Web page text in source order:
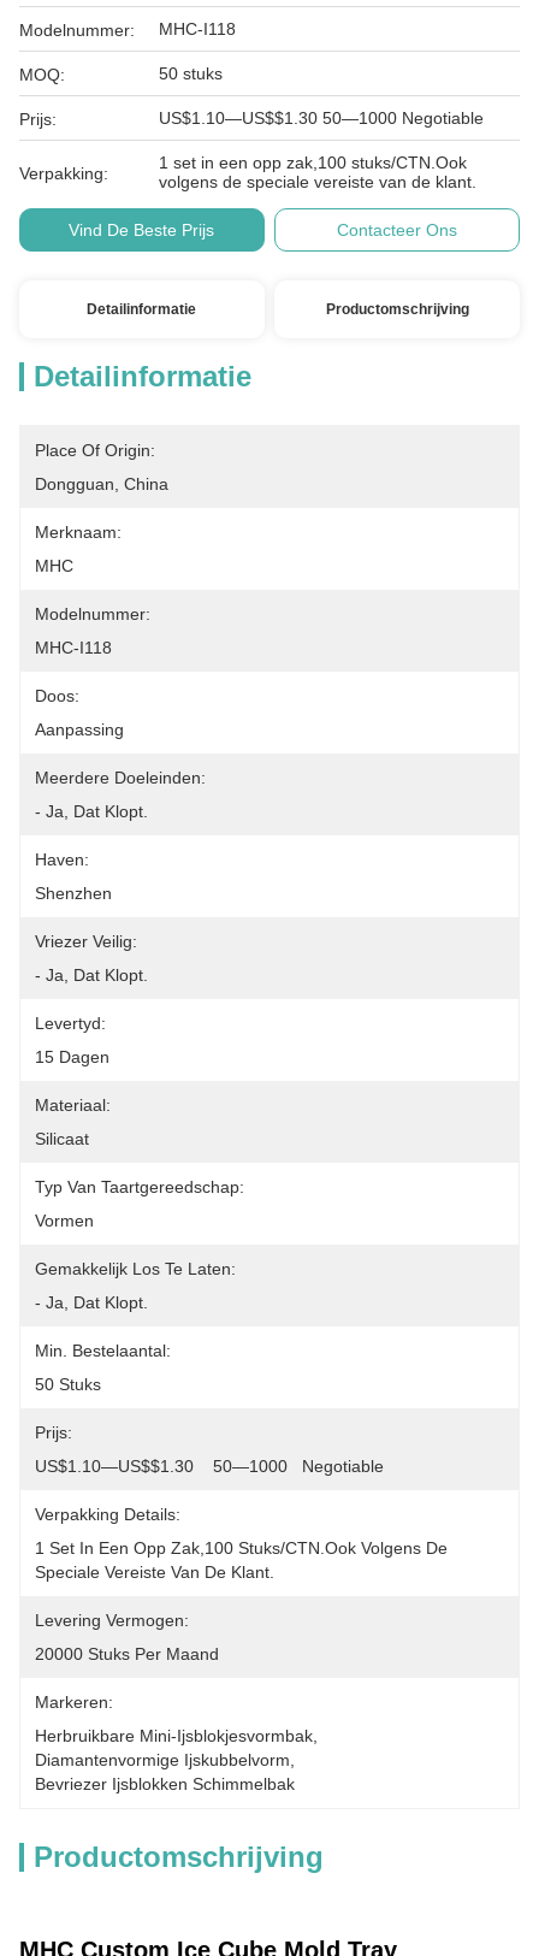
Modelnummer: MHC-I118
MOQ: 50 stuks
Prijs: US$1.10—US$$1.30 50—1000 Negotiable
Verpakking:
1 set in een opp zak,100 stuks/CTN.Ook
volgens de speciale vereiste van de klant.
Vind De Beste Prijs Contacteer Ons
Detailinformatie Productomschrijving
Detailinformatie
Place Of Origin:
Dongguan, China
Merknaam:
MHC
Modelnummer:
MHC-I118
Doos:
Aanpassing
Meerdere Doeleinden:
- Ja, Dat Klopt.
Haven:
Shenzhen
Vriezer Veilig:
- Ja, Dat Klopt.
Levertyd:
15 Dagen
Materiaal:
Silicaat
Typ Van Taartgereedschap:
Vormen
Gemakkelijk Los Te Laten:
- Ja, Dat Klopt.
Min. Bestelaantal:
50 Stuks
Prijs:
US$1.10—US$$1.30    50—1000   Negotiable
Verpakking Details:
1 Set In Een Opp Zak,100 Stuks/CTN.Ook Volgens De
Speciale Vereiste Van De Klant.
Levering Vermogen:
20000 Stuks Per Maand
Markeren:
Herbruikbare Mini-Ijsblokjesvormbak
Diamantenvormige Ijskubbelvorm
Bevriezer Ijsblokken Schimmelbak
Productomschrijving
MHC Custom Ice Cube Mold Tray